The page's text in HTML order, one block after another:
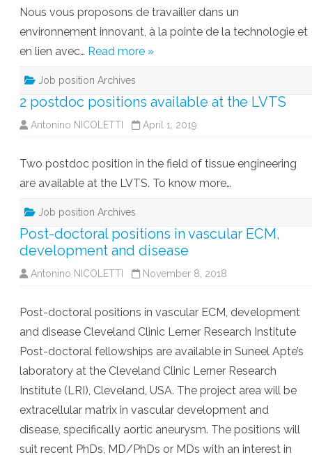
Nous vous proposons de travailler dans un
environnement innovant, à la pointe de la technologie et
en lien avec… Read more »
Job position Archives
2 postdoc positions available at the LVTS
Antonino NICOLETTI April 1, 2019
Two postdoc position in the field of tissue engineering
are available at the LVTS. To know more…
Job position Archives
Post-doctoral positions in vascular ECM,
development and disease
Antonino NICOLETTI November 8, 2018
Post-doctoral positions in vascular ECM, development
and disease Cleveland Clinic Lerner Research Institute
Post-doctoral fellowships are available in Suneel Apte’s
laboratory at the Cleveland Clinic Lerner Research
Institute (LRI), Cleveland, USA. The project area will be
extracellular matrix in vascular development and
disease, specifically aortic aneurysm. The positions will
suit recent PhDs, MD/PhDs or MDs with an interest in